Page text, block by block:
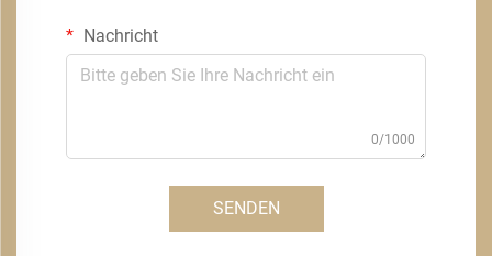
Nachricht
0/1000
SENDEN